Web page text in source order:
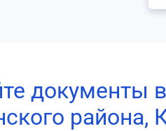
документы
района,